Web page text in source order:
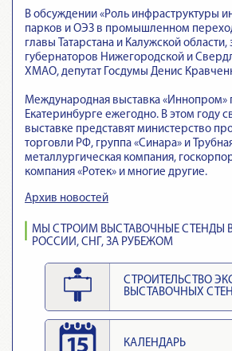
В обсуждении «Роль инфраструктуры
парков и ОЭЗ в промышленном
главы Татарстана и Калужской области,
губернаторов Нижегородской и
ХМАО, депутат Госдумы Денис
Международная выставка «Иннопром»
Екатеринбурге ежегодно. В этом году
выставке представят министерство
торговли РФ, группа «Синара» и
металлургическая компания,
компания «Ротек» и многие другие.
Архив новостей
МЫ СТРОИМ ВЫСТАВОЧНЫЕ СТЕНДЫ
РОССИИ, СНГ, ЗА РУБЕЖОМ
СТРОИТЕЛЬСТВО
ВЫСТАВОЧНЫХ
КАЛЕНДАРЬ